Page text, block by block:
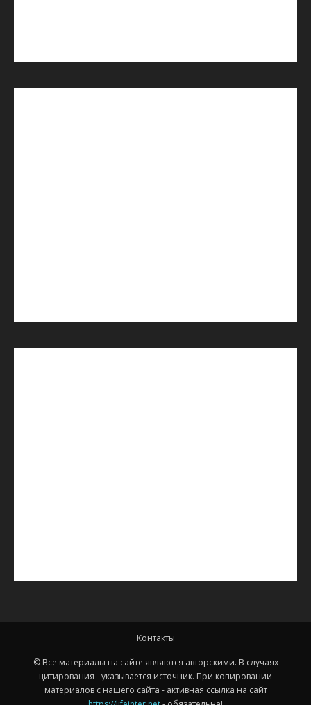
Контакты
© Все материалы на сайте являются авторскими. В случаях
цитирования - указывается источник. При копировании
материалов с нашего сайта - активная ссылка на сайт